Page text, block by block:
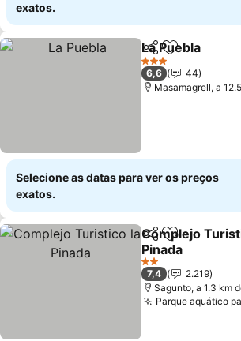
exatos.
PartilharAdicionar
La Puebla
3 Estrelas
6,6
44
Masamagrell, a
Selecione as datas para ver os preços
exatos.
PartilharAdicionar
Complejo
Pinada
Ver preços
2 Estrelas
7,4
2.219
Sagunto, a 1.3 km
Parque aquático